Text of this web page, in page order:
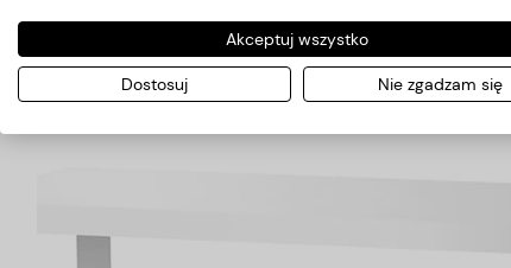
Akceptuj wszystko
Dostosuj Nie zgadzam się